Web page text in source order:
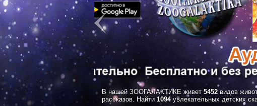
В нашей ЗООГАЛАКТИКЕ живет 5452 видов
рассказов. Найти 1094увлекательных детских